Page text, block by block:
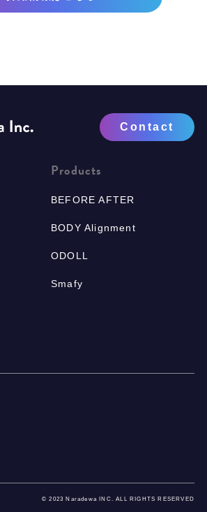
Contact
Products
BEFORE AFTER
BODY Alignment
ODOLL
Smafy
© 2023 Naradewa INC. ALL RIGHTS RESERVED